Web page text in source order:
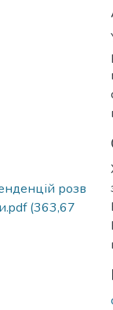
розв
(363,67